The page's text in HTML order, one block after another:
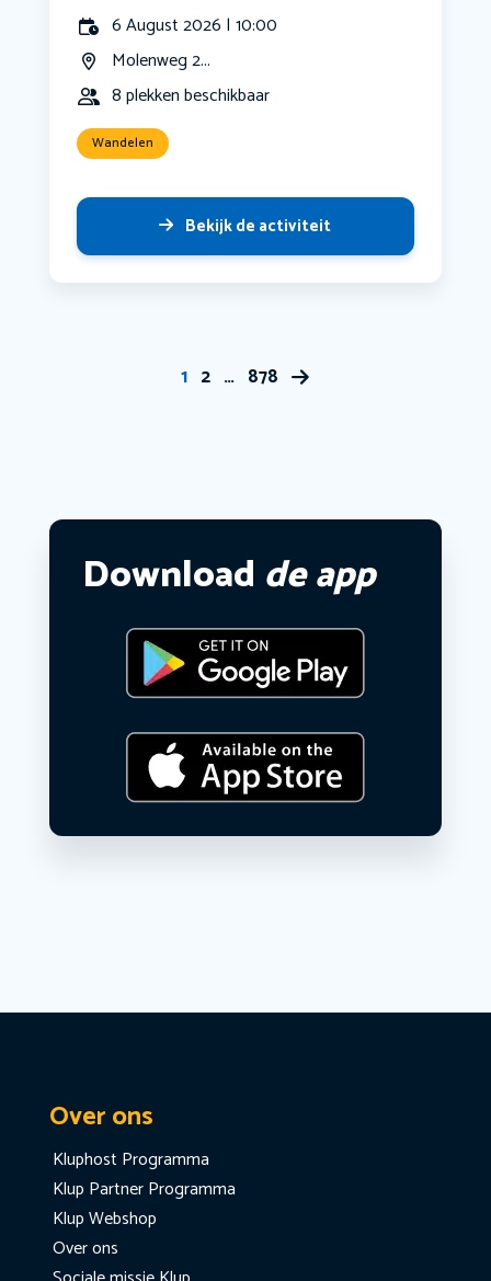
6 August 2026 | 10:00
Molenweg 2...
8 plekken beschikbaar
Wandelen
Bekijk de activiteit
1 2 … 878
Download de app
Over ons
Kluphost Programma
Klup Partner Programma
Klup Webshop
Over ons